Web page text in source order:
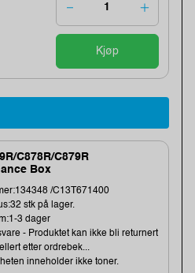
Kjøp
C878R/C879R
Box
/C13T671400
stk på lager.
3 dager
- Produktet kan ikke bli returnert
etter ordrebek...
inneholder ikke toner.